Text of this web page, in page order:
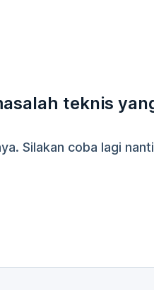
teknis
Silakan coba lagi